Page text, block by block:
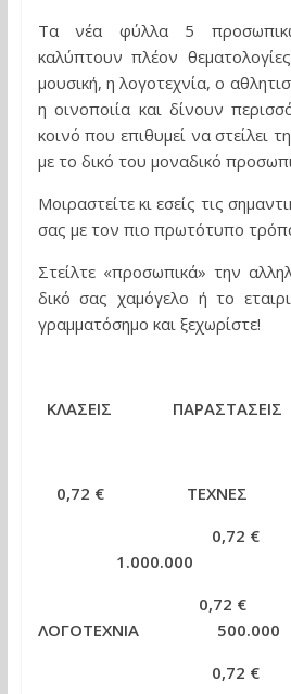
Τα νέα φύλλα 5
καλύπτουν πλέον
μουσική, η λογοτεχνία, ο
η οινοποιία και δίνουν
κοινό που επιθυμεί να στείλει
με το δικό του μοναδικό
Μοιραστείτε κι εσείς τις
σας με τον πιο πρωτότυπο
Στείλτε «προσωπικά» την
δικό σας χαμόγελο ή το
γραμματόσημο και ξεχωρίστε!
ΚΛΑΣΕΙΣ
0,72 €
0,72 €
1.000.000
0,72
ΛΟΓΟΤΕΧΝΙΑ 500.000
0,72